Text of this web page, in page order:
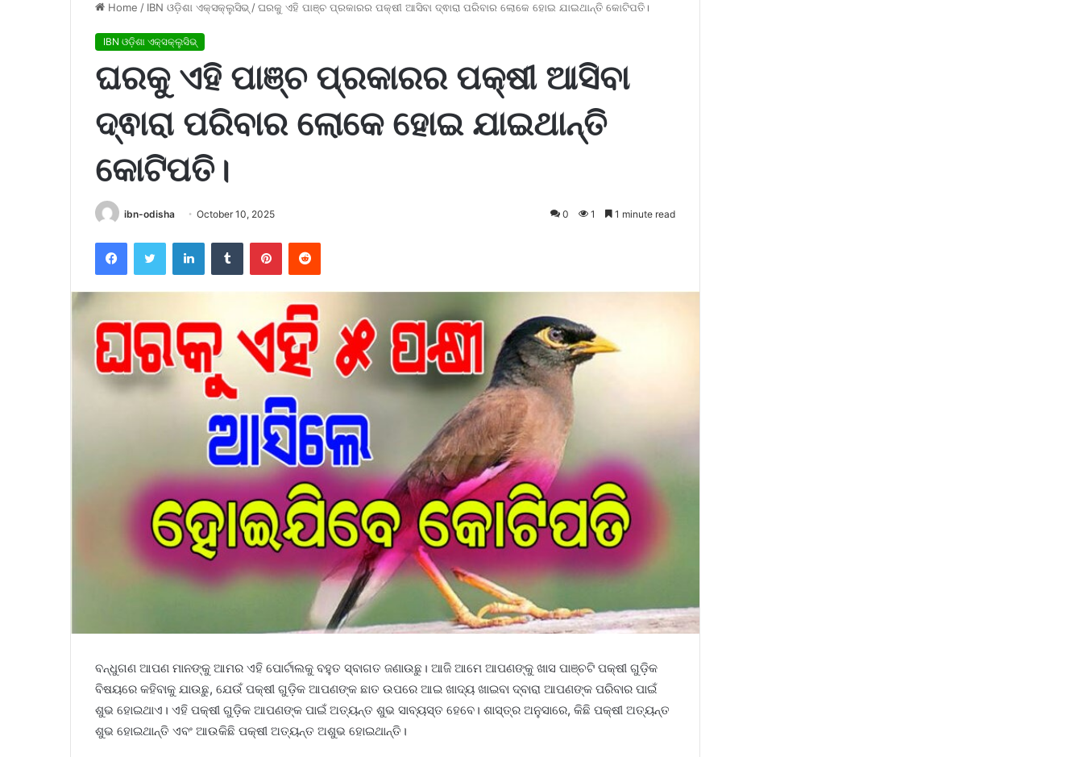
Home / IBN ଓଡ଼ିଶା ଏକ୍ସକ୍ଲୁସିଭ୍ /ଘରକୁ ଏହି ପାଞ୍ଚ ପ୍ରକାରର ପକ୍ଷୀ ଆସିବା ଦ୍ଵାରା ପରିବାର ଲୋକେ ହୋଇ ଯାଇଥାନ୍ତି କୋଟିପତି।
IBN ଓଡ଼ିଶା ଏକ୍ସକ୍ଲୁସିଭ୍
ଘରକୁ ଏହି ପାଞ୍ଚ ପ୍ରକାରର ପକ୍ଷୀ ଆସିବା
ଦ୍ଵାରା ପରିବାର ଲୋକେ ହୋଇ ଯାଇଥାନ୍ତି
କୋଟିପତି।
ibn-odisha October 10, 2025 0 1 1 minute read
FacebookTwitter LinkedInTumblr PinterestReddit
ବନ୍ଧୁଗଣ ଆପଣ ମାନଙ୍କୁ ଆମର ଏହି ପୋର୍ଟାଲକୁ ବହୁତ ସ୍ବାଗତ ଜଣାଉଛୁ। ଆଜି ଆମେ ଆପଣଙ୍କୁ ଖାସ ପାଞ୍ଚଟି ପକ୍ଷୀ ଗୁଡ଼ିକ
ବିଷୟରେ କହିବାକୁ ଯାଉଛୁ, ଯେଉଁ ପକ୍ଷୀ ଗୁଡ଼ିକ ଆପଣଙ୍କ ଛାତ ଉପରେ ଆଇ ଖାଦ୍ୟ ଖାଇବା ଦ୍ବାରା ଆପଣଙ୍କ ପରିବାର ପାଇଁ
ଶୁଭ ହୋଇଥାଏ। ଏହି ପକ୍ଷୀ ଗୁଡ଼ିକ ଆପଣଙ୍କ ପାଇଁ ଅତ୍ୟନ୍ତ ଶୁଭ ସାବ୍ୟସ୍ତ ହେବେ। ଶାସ୍ତ୍ର ଅନୁସାରେ, କିଛି ପକ୍ଷୀ ଅତ୍ୟନ୍ତ
ଶୁଭ ହୋଇଥାନ୍ତି ଏବଂ ଆଉକିଛି ପକ୍ଷୀ ଅତ୍ୟନ୍ତ ଅଶୁଭ ହୋଇଥାନ୍ତି।